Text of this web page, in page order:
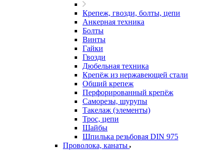
Крепеж, гвозди, болты, цепи
Анкерная техника
Болты
Винты
Гайки
Гвозди
Дюбельная техника
Крепёж из нержавеющей стали
Общий крепеж
Перфорированный крепёж
Саморезы, шурупы
Такелаж (элементы)
Трос, цепи
Шайбы
Шпилька резьбовая DIN 975
Проволока, канаты